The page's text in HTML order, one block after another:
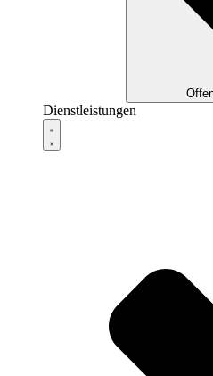
Dienstleistungen